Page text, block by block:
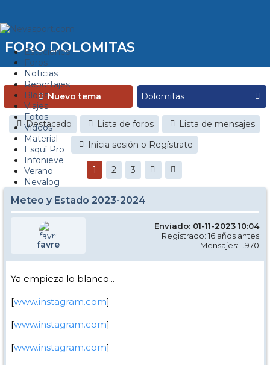
Estaciones
Foros
Noticias
Reportajes
Blogs
Viajes
Fotos
Videos
Material
Esquí Pro
Infonieve
Verano
Nevalog
FORO DOLOMITAS
Nuevo tema
Destacado Lista de foros
Lista de mensajes
Inicia sesión o Regístrate
1 2 3
Meteo y Estado 2023-2024
favre
Enviado: 01-11-2023 10:04
Registrado: 16 años antes
Mensajes: 1.970
Ya empieza lo blanco...
[www.instagram.com]
[www.instagram.com]
[www.instagram.com]